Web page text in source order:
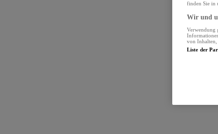
finden Sie in
Wir und
Verwendung
von Inhalten,
Liste der